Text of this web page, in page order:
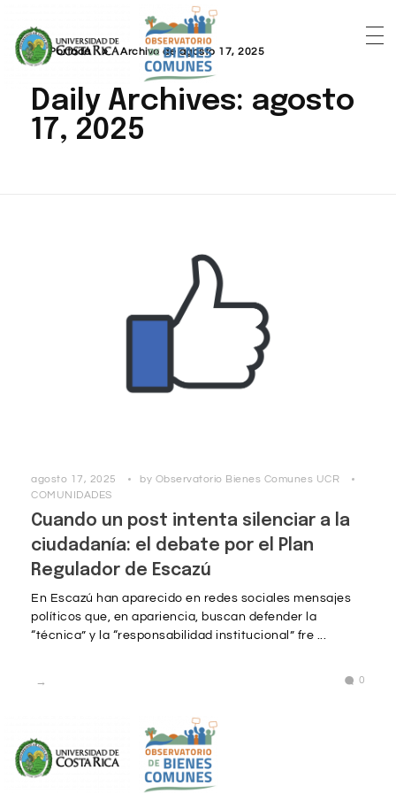
Portada » Archivo de agosto 17, 2025
Daily Archives: agosto
17, 2025
agosto 17, 2025 by Observatorio Bienes Comunes UCR
COMUNIDADES
Cuando un post intenta silenciar a la
ciudadanía: el debate por el Plan
Regulador de Escazú
En Escazú han aparecido en redes sociales mensajes
políticos que, en apariencia, buscan defender la
“técnica” y la “responsabilidad institucional” fre ...
0